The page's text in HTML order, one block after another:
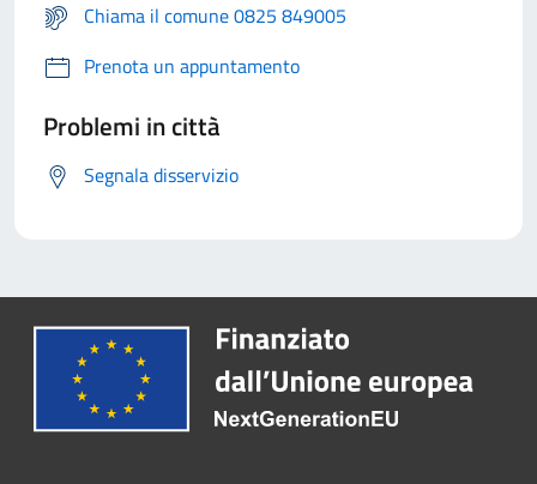
Chiama il comune 0825 849005
Prenota un appuntamento
Problemi in città
Segnala disservizio